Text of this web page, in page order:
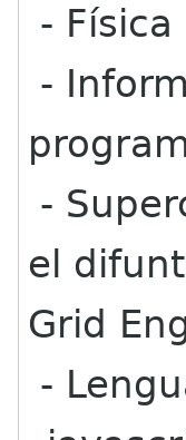
- Física
-
-
el
Grid
-